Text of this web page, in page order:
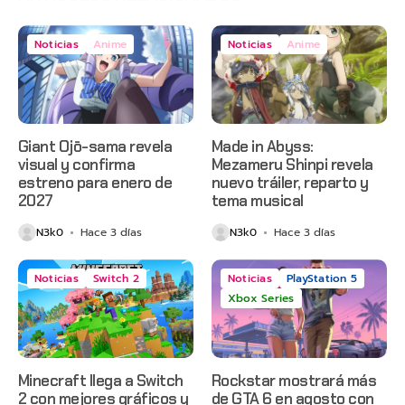
Noticias Anime
Giant Ojō-sama revela
visual y confirma
estreno para enero de
2027
N3k0 Hace 3 días
Noticias Anime
Made in Abyss:
Mezameru Shinpi revela
nuevo tráiler, reparto y
tema musical
N3k0 Hace 3 días
Noticias Switch 2
Minecraft llega a Switch
2 con mejores gráficos y
Noticias
PlayStation 5
Xbox Series
Rockstar mostrará más
de GTA 6 en agosto con